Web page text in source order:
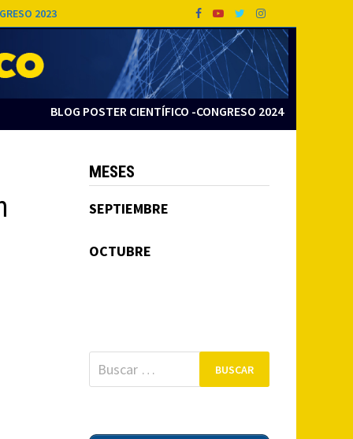
2023
BLOG POSTER CIENTÍFICO -CONGRESO 2024
MESES
SEPTIEMBRE
OCTUBRE
Buscar: